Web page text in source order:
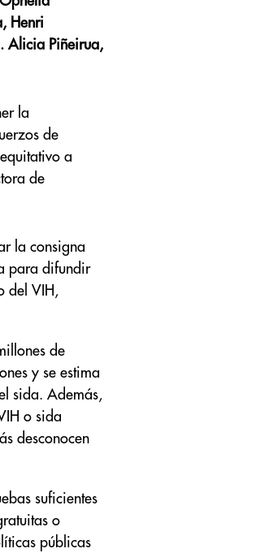
Henri
Alicia Piñeirua,
la
de
a
de
la consigna
para difundir
del VIH,
de
y se estima
sida. Además,
o sida
desconocen
suficientes
o
públicas